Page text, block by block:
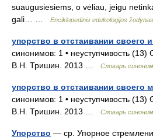
suaugusiesiems, o vėliau, jeigu
gali… …
Enciklopedinis edukologijos žodynas
упорство в отстаивании своего
синонимов: 1 • неуступчивость (13)
В.Н. Тришин. 2013 …
Словарь
упорство в отстаивании своего
синонимов: 1 • неуступчивость (13)
В.Н. Тришин. 2013 …
Словарь
Упорство — ср. Упорное